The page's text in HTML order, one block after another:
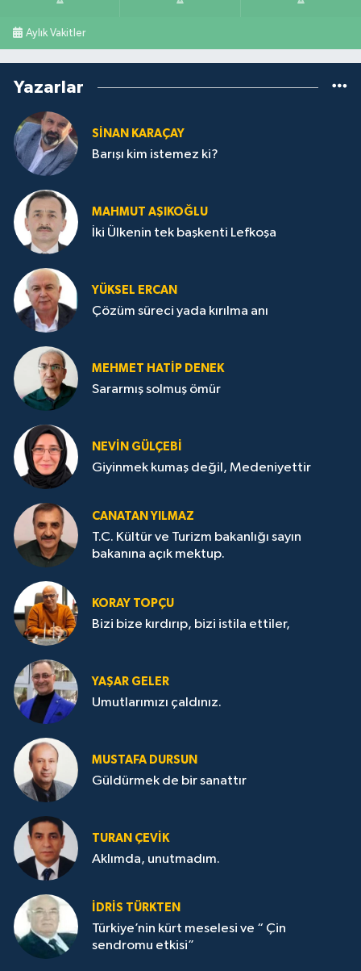
Aylık Vakitler
Yazarlar
SİNAN KARAÇAY
Barışı kim istemez ki?
MAHMUT AŞIKOĞLU
İki Ülkenin tek başkenti Lefkoşa
YÜKSEL ERCAN
Çözüm süreci yada kırılma anı
MEHMET HATİP DENEK
Sararmış solmuş ömür
NEVİN GÜLÇEBİ
Giyinmek kumaş değil, Medeniyettir
CANATAN YILMAZ
T.C. Kültür ve Turizm bakanlığı sayın
bakanına açık mektup.
KORAY TOPÇU
Bizi bize kırdırıp, bizi istila ettiler,
YAŞAR GELER
Umutlarımızı çaldınız.
MUSTAFA DURSUN
Güldürmek de bir sanattır
TURAN ÇEVİK
Aklımda, unutmadım.
İDRİS TÜRKTEN
Türkiye’nin kürt meselesi ve “ Çin
sendromu etkisi”